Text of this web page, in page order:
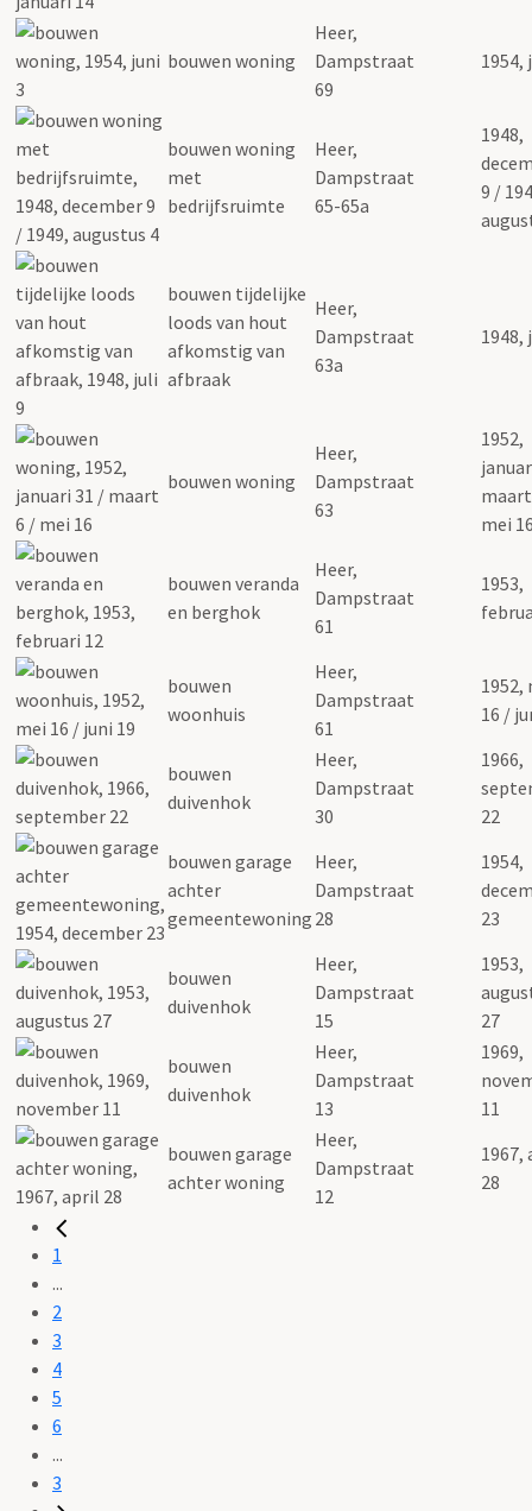
bouwen woning
Heer,
Dampstraat
69
1954,
bouwen woning
met
bedrijfsruimte
Heer,
Dampstraat
65-65a
1948,
9 /
bouwen tijdelijke
loods van hout
afkomstig van
afbraak
Heer,
Dampstraat
63a
1948,
bouwen woning
Heer,
Dampstraat
63
1952,
mei
bouwen veranda
en berghok
Heer,
Dampstraat
61
1953,
bouwen
woonhuis
Heer,
Dampstraat
61
1952,
16 /
bouwen
duivenhok
Heer,
Dampstraat
30
1966,
22
bouwen garage
achter
gemeentewoning
Heer,
Dampstraat
28
1954,
23
bouwen
duivenhok
Heer,
Dampstraat
15
1953,
27
bouwen
duivenhok
Heer,
Dampstraat
13
1969,
11
bouwen garage
achter woning
Heer,
Dampstraat
12
1967,
28
1
...
2
3
4
5
6
...
3